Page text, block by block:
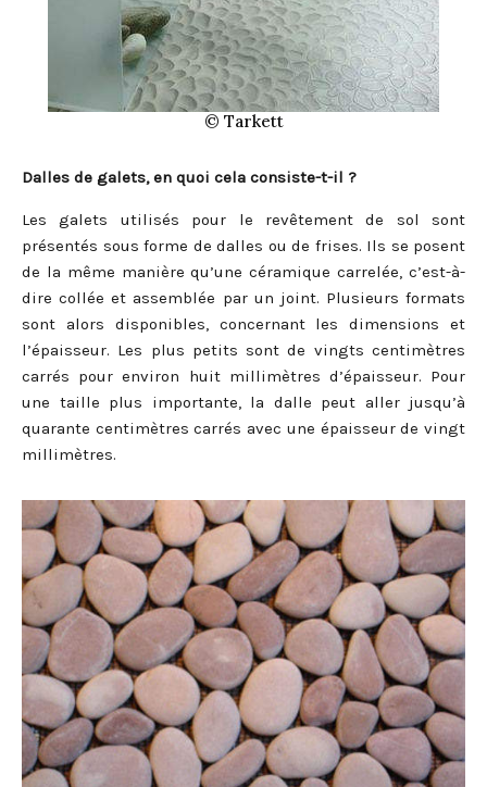
© Tarkett
Dalles de galets, en quoi cela consiste-t-il ?
Les galets utilisés pour le revêtement de sol sont
présentés sous forme de dalles ou de frises. Ils se posent
de la même manière qu’une céramique carrelée, c’est-à-
dire collée et assemblée par un joint. Plusieurs formats
sont alors disponibles, concernant les dimensions et
l’épaisseur. Les plus petits sont de vingts centimètres
carrés pour environ huit millimètres d’épaisseur. Pour
une taille plus importante, la dalle peut aller jusqu’à
quarante centimètres carrés avec une épaisseur de vingt
millimètres.